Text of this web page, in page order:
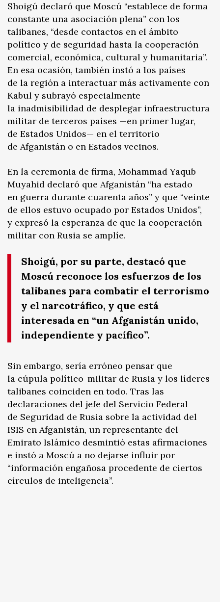
Shoigú declaró que Moscú “establece de forma
constante una asociación plena” con los
talibanes, “desde contactos en el ámbito
político y de seguridad hasta la cooperación
comercial, económica, cultural y humanitaria”.
En esa ocasión, también instó a los países
de la región a interactuar más activamente con
Kabul y subrayó especialmente
la inadmisibilidad de desplegar infraestructura
militar de terceros países —en primer lugar,
de Estados Unidos— en el territorio
de Afganistán o en Estados vecinos.
En la ceremonia de firma, Mohammad Yaqub
Muyahid declaró que Afganistán “ha estado
en guerra durante cuarenta años” y que “veinte
de ellos estuvo ocupado por Estados Unidos”,
y expresó la esperanza de que la cooperación
militar con Rusia se amplíe.
Shoigú, por su parte, destacó que
Moscú reconoce los esfuerzos de los
talibanes para combatir el terrorismo
y el narcotráfico, y que está
interesada en “un Afganistán unido,
independiente y pacífico”.
Sin embargo, sería erróneo pensar que
la cúpula político-militar de Rusia y los líderes
talibanes coinciden en todo. Tras las
declaraciones del jefe del Servicio Federal
de Seguridad de Rusia sobre la actividad del
ISIS en Afganistán, un representante del
Emirato Islámico desmintió estas afirmaciones
e instó a Moscú a no dejarse influir por
“información engañosa procedente de ciertos
círculos de inteligencia”.